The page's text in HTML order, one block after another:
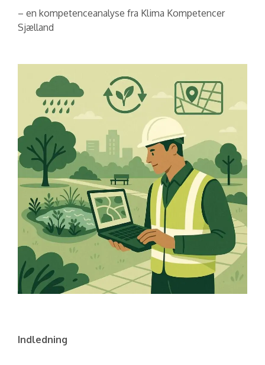
– en kompetenceanalyse fra Klima Kompetencer
Sjælland
Indledning